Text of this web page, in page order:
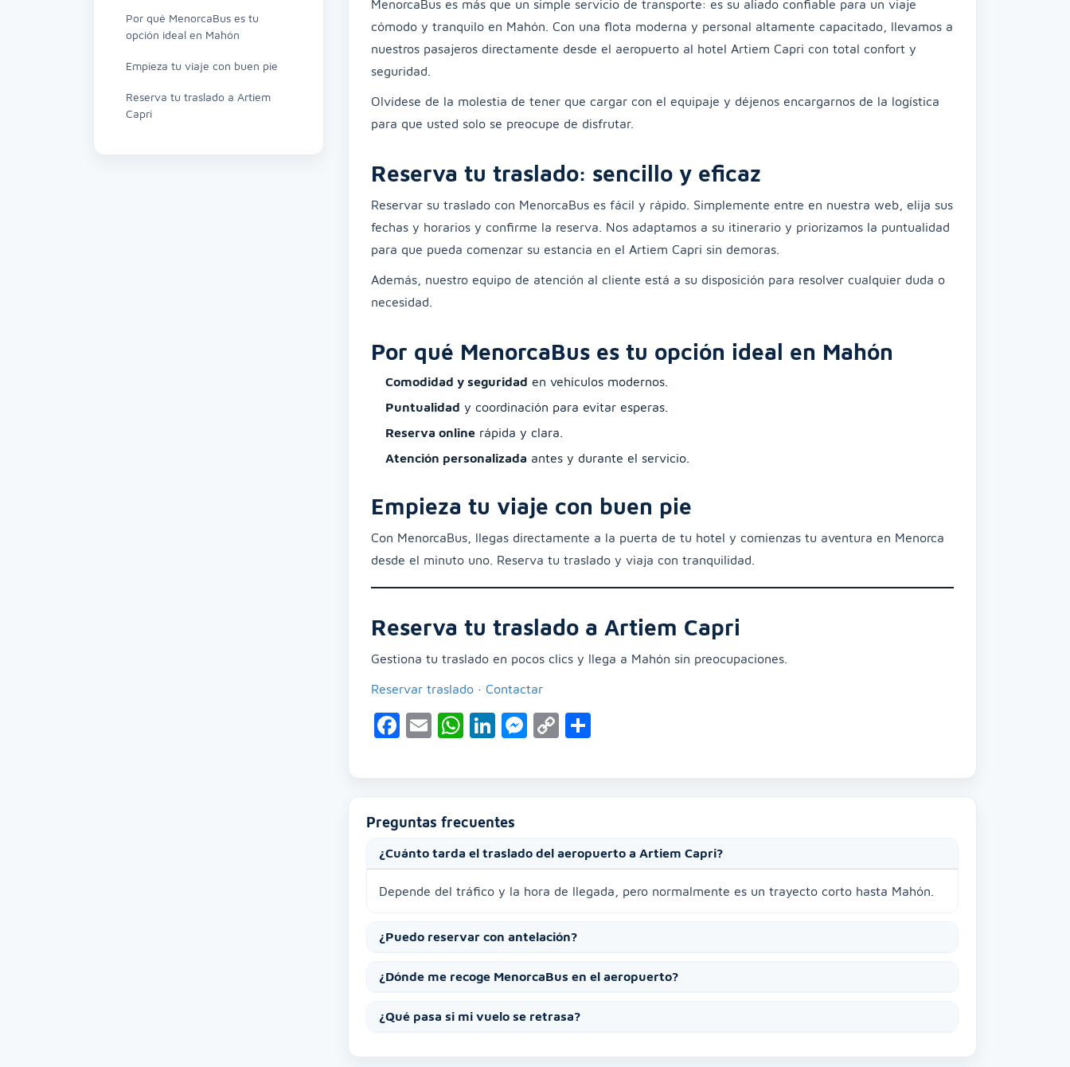
Por qué MenorcaBus es tu
opción ideal en Mahón
Empieza tu viaje con buen pie
Reserva tu traslado a Artiem
Capri
MenorcaBus es más que un simple servicio de transporte: es su aliado confiable para un viaje
cómodo y tranquilo en Mahón. Con una flota moderna y personal altamente capacitado, llevamos a
nuestros pasajeros directamente desde el aeropuerto al hotel Artiem Capri con total confort y
seguridad.
Olvídese de la molestia de tener que cargar con el equipaje y déjenos encargarnos de la logística
para que usted solo se preocupe de disfrutar.
Reserva tu traslado: sencillo y eficaz
Reservar su traslado con MenorcaBus es fácil y rápido. Simplemente entre en nuestra web, elija sus
fechas y horarios y confirme la reserva. Nos adaptamos a su itinerario y priorizamos la puntualidad
para que pueda comenzar su estancia en el Artiem Capri sin demoras.
Además, nuestro equipo de atención al cliente está a su disposición para resolver cualquier duda o
necesidad.
Por qué MenorcaBus es tu opción ideal en Mahón
Comodidad y seguridad en vehículos modernos.
Puntualidad y coordinación para evitar esperas.
Reserva online rápida y clara.
Atención personalizada antes y durante el servicio.
Empieza tu viaje con buen pie
Con MenorcaBus, llegas directamente a la puerta de tu hotel y comienzas tu aventura en Menorca
desde el minuto uno. Reserva tu traslado y viaja con tranquilidad.
Reserva tu traslado a Artiem Capri
Gestiona tu traslado en pocos clics y llega a Mahón sin preocupaciones.
Reservar traslado · Contactar
Facebook
EmailWhatsApp
LinkedIn
Messenger
Copy
Preguntas frecuentes
¿Cuánto tarda el traslado del aeropuerto a Artiem Capri?
Depende del tráfico y la hora de llegada, pero normalmente es un trayecto corto hasta Mahón.
¿Puedo reservar con antelación?
¿Dónde me recoge MenorcaBus en el aeropuerto?
¿Qué pasa si mi vuelo se retrasa?